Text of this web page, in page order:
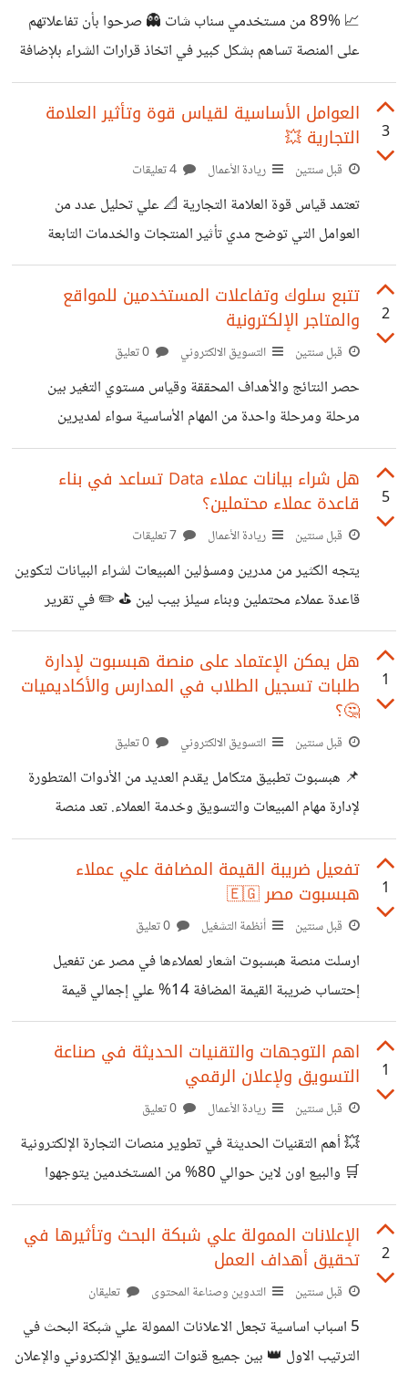
تهدف الى تكوين آليات تواصل ناجحة 🤝 بين الشركات
والمؤسسات الفئة المستهدفة لبيع وعرض الخدمات والمنتجات ✨
جامعة نورث وسترن وصف فيليب كوتلر التسويق 💡
📈 89% من مستخدمي سناب شات 👻 صرحوا بأن تفاعلاتهم
على المنصة تساهم بشكل كبير في اتخاذ قرارات الشراء بلإضافة
الي ذلك أكدوا علي أن سناب شات من أفضل منصات التواصل
الإجتماعي للتسوق 🛒 "Social Commerce" ⮜ لمعلومات
أكثر عن سوشيال كوميرس |
https://www.youtube.com/watch?
https://forbusiness.snapchat.com/shoppingseas
3
العوامل الأساسية لقياس قوة وتأثير العلامة
التجارية 💥
قبل سنتين ريادة الأعمال
تعتمد قياس قوة العلامة التجارية 📐 علي تحليل عدد من
العوامل التي توضح مدي تأثير المنتجات والخدمات التابعة
للشركة بين الزبائن والمستهلكين في سوق محدد. من العوامل
الأساسية لقياس نجاح وقوة العلامة التجارية🔖: مايتميز به
به المنتج أو الفكرة المراد إطلاقها والتي سوف تترجمها علامتك
التجارية والتي سوف تحدث تميز بين المنافسين من المراحل
البدائية والأساسية قبل الإطلاق خصوصا في الأسواق ذات
Saturated Markets.
2
تتبع سلوك وتفاعلات المستخدمين للمواقع
والمتاجر الإلكترونية
قبل سنتين التسويق الالكتروني
حصر النتائج والأهداف المحققة وقياس مستوي التغير بين
مرحلة ومرحلة واحدة من المهام الأساسية سواء لمديرين
التسويق ومتخصصين التسويق الإلكتروني وإدارة الحملات
الإعلانية يمثل مصروف وميزانية تشغيل الحملات الإعلانية شكل
مختلف عن اي مصروف داخل اي شركة او مؤسسة حيث يلاحق
مصروف وميزانية التسويق والإعلان سؤال وهو "العائد من
الإستثمار " والخلاصة من ذلك ان المبلغ المخصص لتشغيل
حملات التسويق والإعلان يصنف كإستثمار وليس بمصروف عادي
المصروف عليها بنفس القدروالأهمية
5
هل شراء بيانات عملاء Data تساعد في بناء
قاعدة عملاء محتملين؟
قبل سنتين ريادة الأعمال
يتجه الكثير من مدرين ومسؤلين المبيعات لشراء البيانات لتكوين
قاعدة عملاء محتملين وبناء سيلز بيب لين ⛳ ✏️ في تقرير
قدمته مجلة فوربس للأعمال تعرض فيه مستوي التغير في صحة
وثبات البيانات لقطاع الأعمالB2B:- 🎯 18% من المستخدمين
يقومون بتغير ارقام الجوال الخاصة بهم سنويا 🎯 60% من
العاملين يقومون يتعديل وتغير المسمي والموقع الوظيفي سنويا
سنويا وهذه النسبة تصبح طبيعية علي اساس ماسبق. 💡
الخلاصة .. العائد من إستخدام او
1
هل يمكن الإعتماد على منصة هبسبوت لإدارة
طلبات تسجيل الطلاب في المدارس والأكاديميات
🤔؟
قبل سنتين التسويق الالكتروني
📌 هبسبوت تطبيق متكامل يقدم العديد من الأدوات المتطورة
لإدارة مهام المبيعات والتسويق وخدمة العملاء. تعد منصة
هبسبوت مكان واحد لإدارة كل ما يخص بيانات عملائك علي
الأدوات التي تساعد في تحقيق مستويات افضل من النمو للعديد
من قطات الأعمال عن طريق تقديم ادوات مطورة بطريق تساعد
في تطوير الية تشغيل وإدارة الحملات الإعلانية, دعم فريق
المبيعات بأدوات تساعد في إدارة وترتيب المهام, بلإضافة الي
1
تفعيل ضريبة القيمة المضافة علي عملاء
هبسبوت مصر 🇪🇬
قبل سنتين أنظمة التشغيل
ارسلت منصة هبسبوت اشعار لعملاءها في مصر عن تفعيل
إحتساب ضريبة القيمة المضافة 14% علي إجمالي قيمة
الإشتراكات المدفوعة عملاء هبسبوت مصر وذلك إبتداء من شهر
نوفمبر 2024. كما اعلنت نه سبتم تطبيق أحتساب إضافة قيمة
14% علي إجمالي قيمة الإشتركات الشهرية اة السنوية علي
ليس لديها تسجيل ضريبي. لاضافة بيانات الرقم الضريبي علي
منصة هبسبوت HubSpot المكون من 15 رقم: 1. انتقل إلى
1
اهم التوجهات والتقنيات الحديثة في صناعة
التسويق ولإعلان الرقمي
قبل سنتين ريادة الأعمال
💥 أهم التقنيات الحديثة في تطوير منصات التجارة الإلكترونية
🛒 والبيع اون لاين حوالي 80% من المستخدمين يتوجهوا
لمحرك بحث جوجل لإكتشاف معلومات عن المنتج, سعره عمل
مقارنه قبل االبدء في عملية الشراء. 🔗 https://youtu.be/1-
طلبات الشراء عن طريق مواقع التواصل الإجتماعي موقع
إستاتستا اصدر تقرير عن بيانات اجمالي قيمة المبيعات بحوالي
📈 724 مليار دولار لعام 2022 من مصدر تطبيقات البيع علي
2
الإعلانات الممولة علي شبكة البحث وتأثيرها في
تحقيق أهداف العمل
قبل سنتين التدوين وصناعة المحتوى تعليقان
5 اسباب اساسية تجعل الاعلانات الممولة علي شبكة البحث في
الترتيب الاول 👑 بين جميع قنوات التسويق الإلكتروني والإعلان